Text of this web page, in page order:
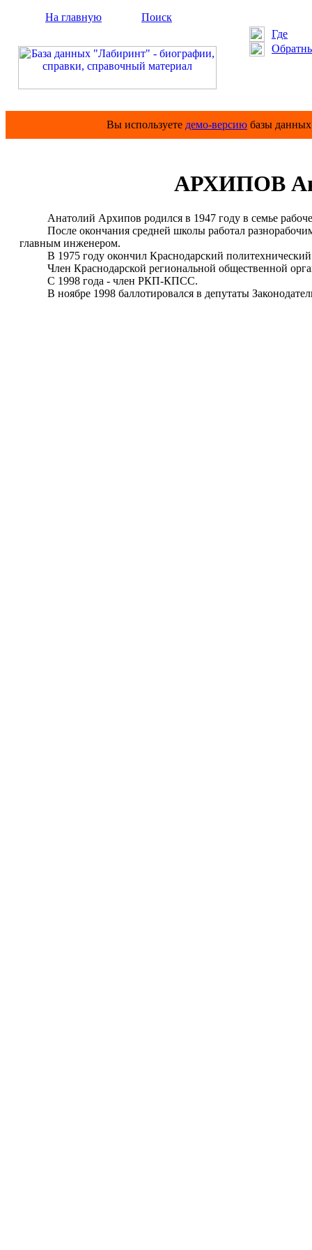
На главную
Поиск
Где
Вы используете демо-версию базы
АРХИПОВ
Анатолий Архипов родился в 1947 году в семье
После окончания средней школы работал
главным инженером.
В 1975 году окончил Краснодарский политехнический
Член Краснодарской региональной общественной
С 1998 года - член РКП-КПСС.
В ноябре 1998 баллотировался в депутаты